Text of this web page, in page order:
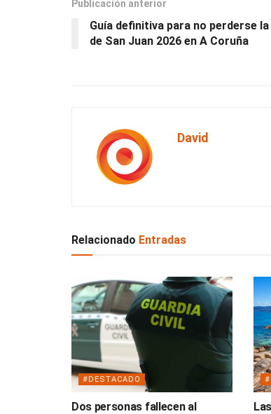
Publicación anterior
Guía definitiva para no perderse
de San Juan 2026 en A Coruña
David
Relacionado Entradas
#DESTACADO
Dos personas fallecen al